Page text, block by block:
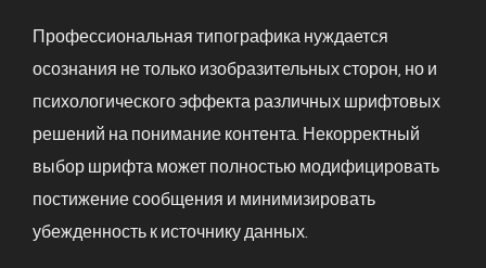
Профессиональная типографика нуждается
осознания не только изобразительных сторон, но и
психологического эффекта различных шрифтовых
решений на понимание контента. Некорректный
выбор шрифта может полностью модифицировать
постижение сообщения и минимизировать
убежденность к источнику данных.